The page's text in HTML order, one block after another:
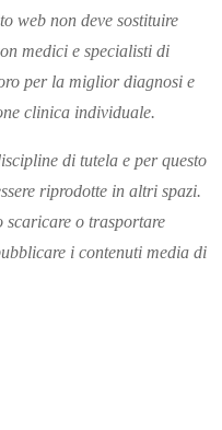
web non deve sostituire
medici e specialisti di
per la miglior diagnosi e
clinica individuale.
di tutela e per questo
riprodotte in altri spazi.
scaricare o trasportare
i contenuti media di